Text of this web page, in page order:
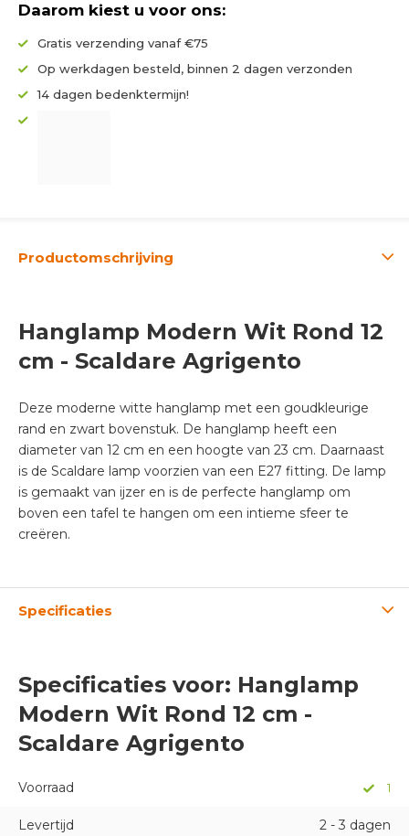
Daarom kiest u voor ons:
Gratis verzending vanaf €75
Op werkdagen besteld, binnen 2 dagen verzonden
14 dagen bedenktermijn!
Productomschrijving
Hanglamp Modern Wit Rond 12
cm - Scaldare Agrigento
Deze moderne witte hanglamp met een goudkleurige
rand en zwart bovenstuk. De hanglamp heeft een
diameter van 12 cm en een hoogte van 23 cm. Daarnaast
is de Scaldare lamp voorzien van een E27 fitting. De lamp
is gemaakt van ijzer en is de perfecte hanglamp om
boven een tafel te hangen om een intieme sfeer te
creëren.
Specificaties
Specificaties voor: Hanglamp
Modern Wit Rond 12 cm -
Scaldare Agrigento
Voorraad 1
Levertijd 2 - 3 dagen